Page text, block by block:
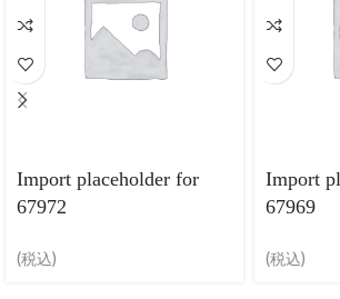
Import placeholder for
67972
(税込)
Import
67969
(税込)